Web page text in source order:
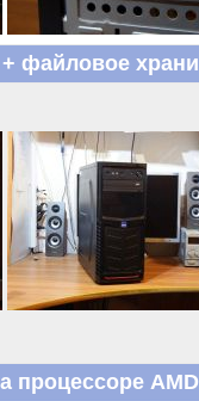
файловое
AMD